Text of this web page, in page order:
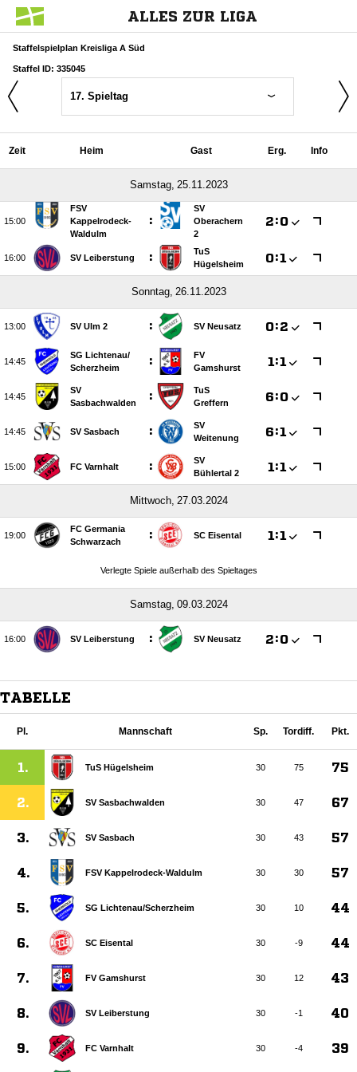
ALLES ZUR LIGA
Staffelspielplan Kreisliga A Süd
Staffel ID: 335045
17. Spieltag
Zeit Heim Gast Erg. Info
 

FSV
Kappelrodeck-
Waldulm
:
SV
Oberachern
2
:
 SV Leiberstung :
TuS
Hügelsheim
:
 
 SV Ulm 2 : SV Neusatz :

SG Lichtenau/​
Scherzheim
:
FV
Gamshurst
 :

SV
Sasbachwalden
:
TuS
Greffern
:
 SV Sasbach :
SV
Weitenung
:
 FC Varnhalt :
SV
Bühlertal 2
 :
 

FC Germania
Schwarzach
: SC Eisental  :
Verlegte Spiele außerhalb des Spieltages
 
 SV Leiberstung : SV Neusatz :
TABELLE
Pl. Mannschaft Sp. Tordiff. Pkt.
1. TuS Hügelsheim 30 75 75
2. SV Sasbachwalden 30 47 67
3. SV Sasbach 30 43 57
4. FSV Kappelrodeck-Waldulm 30 30 57
5. SG Lichtenau/​Scherzheim 30 10 44
6. SC Eisental 30 -9 44
7. FV Gamshurst 30 12 43
8. SV Leiberstung 30 -1 40
9. FC Varnhalt 30 -4 39